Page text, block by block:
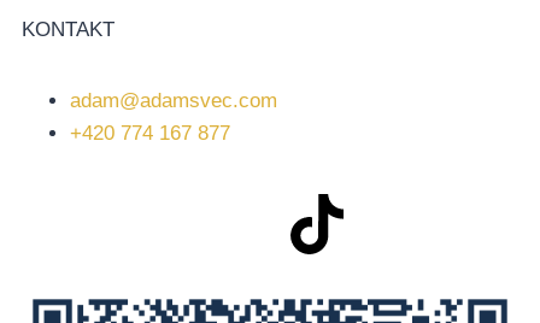
KONTAKT
adam@adamsvec.com
+420 774 167 877